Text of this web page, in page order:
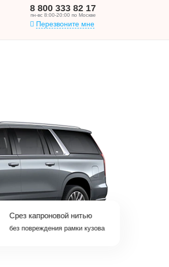
8 800 333 82 17
пн-вс 8:00-20:00 по Москве
Перезвоните мне
Срез капроновой нитью
без повреждения рамки кузова